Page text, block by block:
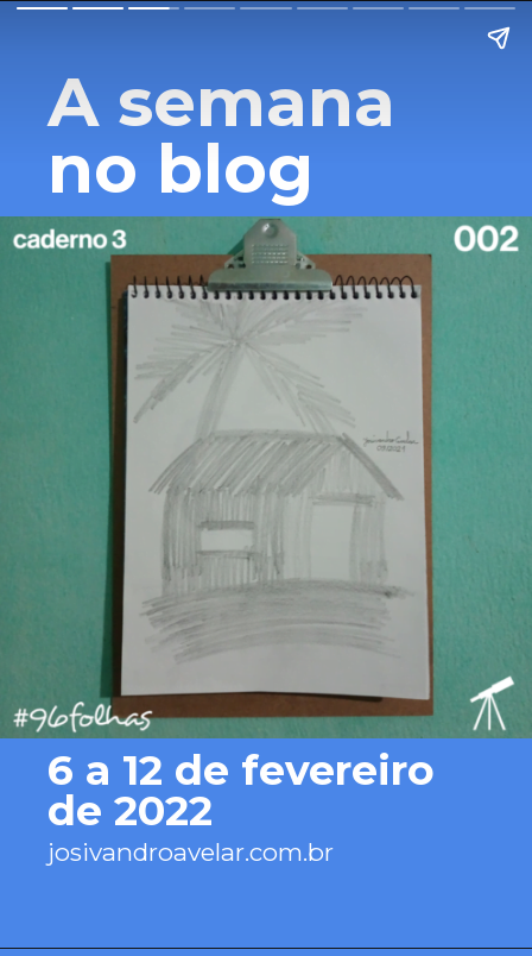
A semana
no blog
josivandroavelar.com.br
6 a 12 de fevereiro
de 2022